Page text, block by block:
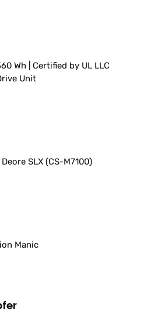
Wh | Certified by UL LLC
Unit
Deore SLX (CS-M7100)
Manic